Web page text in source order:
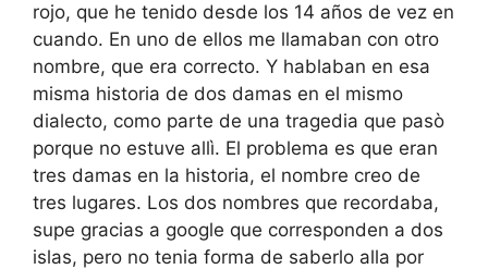
rojo, que he tenido desde los 14 años de vez en
cuando. En uno de ellos me llamaban con otro
nombre, que era correcto. Y hablaban en esa
misma historia de dos damas en el mismo
dialecto, como parte de una tragedia que pasò
porque no estuve allì. El problema es que eran
tres damas en la historia, el nombre creo de
tres lugares. Los dos nombres que recordaba,
supe gracias a google que corresponden a dos
islas, pero no tenia forma de saberlo alla por